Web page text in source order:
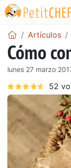
Artículos
Cómo
lunes 27 marzo